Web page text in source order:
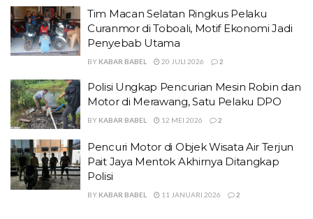
Tim Macan Selatan Ringkus Pelaku
Curanmor di Toboali, Motif Ekonomi Jadi
Penyebab Utama
BY KABAR BABEL 20 JULI 2026 2
Polisi Ungkap Pencurian Mesin Robin dan
Motor di Merawang, Satu Pelaku DPO
BY KABAR BABEL 12 MEI 2026 2
Pencuri Motor di Objek Wisata Air Terjun
Pait Jaya Mentok Akhirnya Ditangkap
Polisi
BY KABAR BABEL 11 JANUARI 2026 2